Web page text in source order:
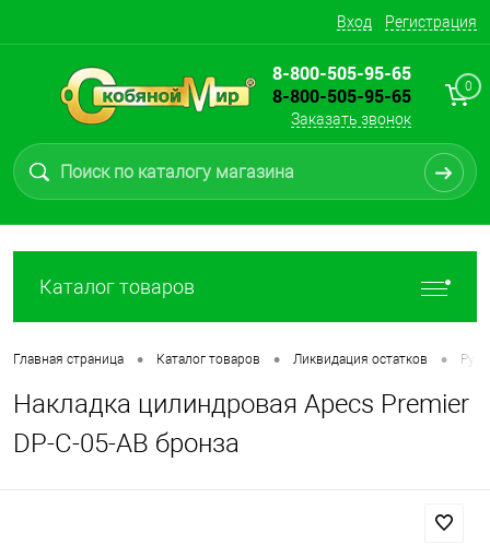
Вход Регистрация
8-800-505-95-65
8-800-505-95-65
Заказать звонок
0
Каталог товаров
Главная страница • Каталог товаров • Ликвидация остатков •
Накладка цилиндровая Apecs Premier
DP-С-05-АВ бронза